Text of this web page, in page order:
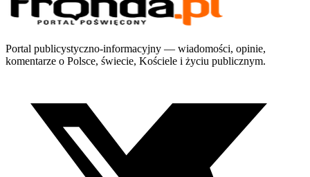
Portal publicystyczno-informacyjny — wiadomości, opinie,
komentarze o Polsce, świecie, Kościele i życiu publicznym.